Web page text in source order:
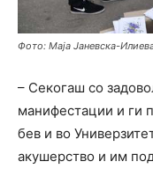
Фото: Маја Јаневска-
– Секогаш со
манифестации и ги
бев и во
акушерство и им